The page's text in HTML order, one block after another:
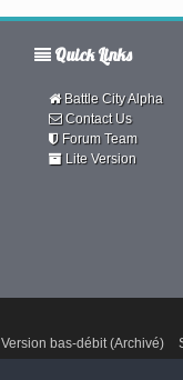
Quick Links
Battle City Alpha
Contact Us
Forum Team
Lite Version
Version bas-débit (Archivé)